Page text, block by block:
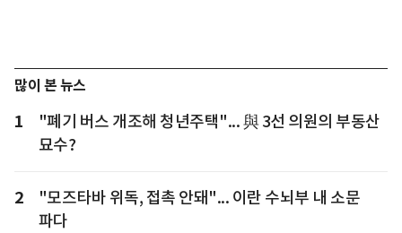
많이 본 뉴스
1
"폐기 버스 개조해 청년주택"... 與 3선 의원의 부동산
묘수?
2
"모즈타바 위독, 접촉 안돼"... 이란 수뇌부 내 소문
파다